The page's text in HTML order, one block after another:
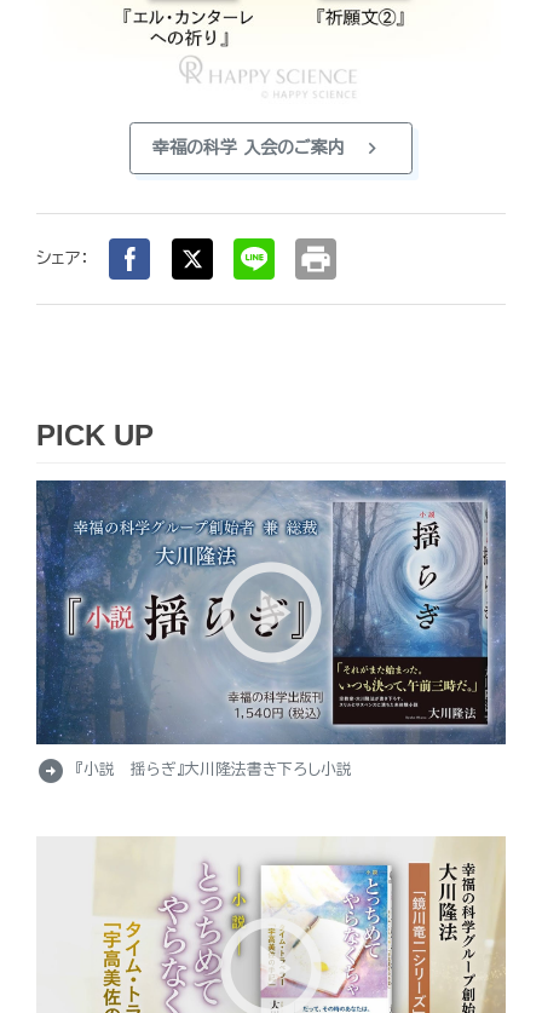
幸福の科学 入会のご案内 chevron_right
シェア： print
PICK UP
arrow_circle_right 『小説 揺らぎ』大川隆法書き下ろし小説